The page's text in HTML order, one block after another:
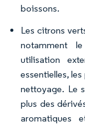
boissons.
Les citrons
notamment
utilisation
essentielles,
nettoyage. Le
plus des
aromatiques